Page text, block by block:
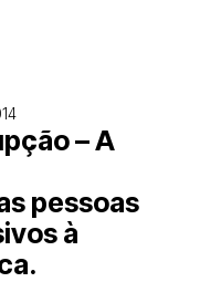
– A
pessoas
à